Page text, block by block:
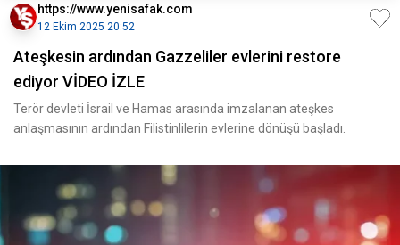
https://www.yenisafak.com
12 Ekim 2025 20:52
Ateşkesin ardından Gazzeliler evlerini restore
ediyor VİDEO İZLE
Terör devleti İsrail ve Hamas arasında imzalanan ateşkes
anlaşmasının ardından Filistinlilerin evlerine dönüşü başladı.